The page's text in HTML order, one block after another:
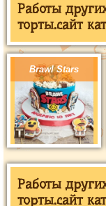
Работы
торты.сайт
Brawl Stars
Работы
торты.сайт